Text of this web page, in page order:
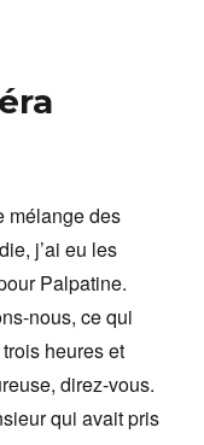
mélange des
j’ai eu les
Palpatine.
nous, ce qui
heures et
direz-vous.
qui avait pris